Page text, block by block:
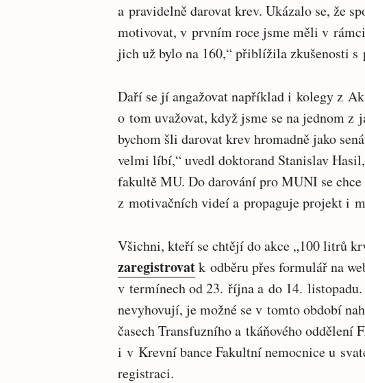
a pravidelně darovat krev. Ukázalo se, že
motivovat, v prvním roce jsme měli v
jich už bylo na 160,“ přiblížila zkušenosti s
Daří se jí angažovat například i kolegy z
o tom uvažovat, když jsme se na jednom z
bychom šli darovat krev hromadně jako
velmi líbí,“ uvedl doktorand Stanislav
fakultě MU. Do darování pro MUNI se
z motivačních videí a propaguje projekt i
Všichni, kteří se chtějí do akce „100 litrů
zaregistrovatk odběru přes formulář na
v termínech od 23. října a do 14. listopadu.
nevyhovují, je možné se v tomto období
časech Transfuzního a tkáňového oddělení
i v Krevní bance Fakultní nemocnice u
registraci.